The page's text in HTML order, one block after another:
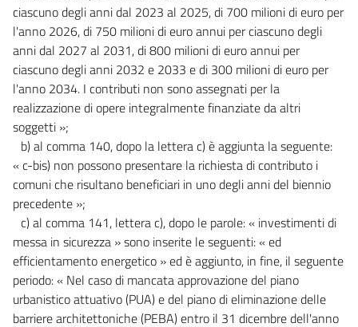
ciascuno degli anni dal 2023 al 2025, di 700 milioni di euro per
l'anno 2026, di 750 milioni di euro annui per ciascuno degli
anni dal 2027 al 2031, di 800 milioni di euro annui per
ciascuno degli anni 2032 e 2033 e di 300 milioni di euro per
l'anno 2034. I contributi non sono assegnati per la
realizzazione di opere integralmente finanziate da altri
soggetti »;
b) al comma 140, dopo la lettera c) è aggiunta la seguente:
« c-bis) non possono presentare la richiesta di contributo i
comuni che risultano beneficiari in uno degli anni del biennio
precedente »;
c) al comma 141, lettera c), dopo le parole: « investimenti di
messa in sicurezza » sono inserite le seguenti: « ed
efficientamento energetico » ed è aggiunto, in fine, il seguente
periodo: « Nel caso di mancata approvazione del piano
urbanistico attuativo (PUA) e del piano di eliminazione delle
barriere architettoniche (PEBA) entro il 31 dicembre dell'anno